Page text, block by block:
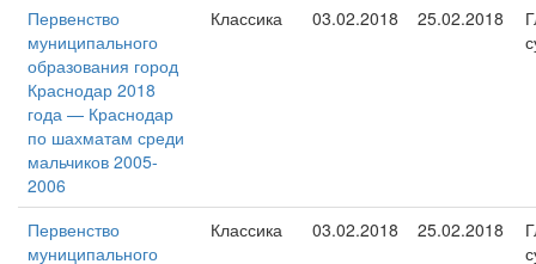
Первенство
муниципального
образования город
Краснодар 2018
года — Краснодар
по шахматам среди
мальчиков 2005-
2006
Классика 03.02.2018 25.02.2018
Первенство
муниципального
Классика 03.02.2018 25.02.2018